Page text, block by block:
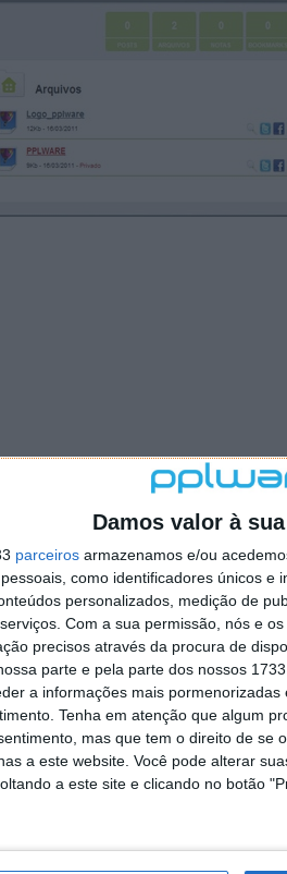
Damos valor à
parceiros armazenamos e/ou
como identificadores únicos e
personalizados, medição de
Com a sua permissão, nós e
precisos através da procura de
parte e pela parte dos nossos
a informações mais
Tenha em atenção que algum
mas que tem o direito de se
a este website. Você pode alterar
a este site e clicando no botão
me um serviço bastante
funciona integrado com as
dos nossos conteúdos. O
a aplicação num
um disco virtual (na cloud).